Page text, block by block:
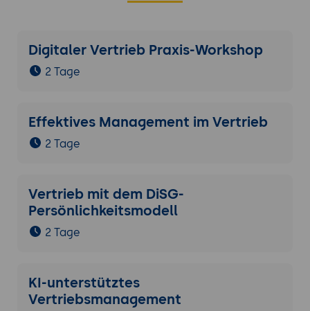
Digitaler Vertrieb Praxis-Workshop
2 Tage
Effektives Management im Vertrieb
2 Tage
Vertrieb mit dem DiSG-
Persönlichkeitsmodell
2 Tage
KI-unterstütztes
Vertriebsmanagement